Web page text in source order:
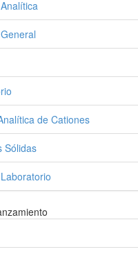
de Cationes
Sólidas